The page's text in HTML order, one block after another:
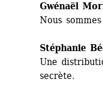
Gwénaël
Nous
Stéphanie
Une
secrète.